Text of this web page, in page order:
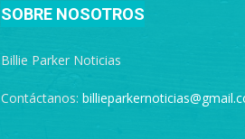
SOBRE NOSOTROS
Billie Parker Noticias
Contáctanos: